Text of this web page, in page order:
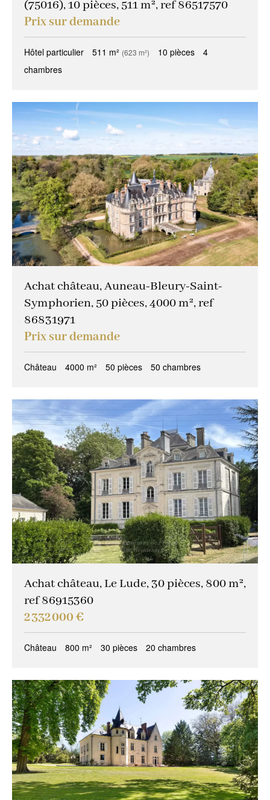
(75016), 10 pièces, 511 m², ref 86517570
Prix sur demande
Hôtel particulier 511 m² (623 m²) 10 pièces
4
chambres
Achat château, Auneau-Bleury-Saint-
Symphorien, 50 pièces, 4000 m², ref
86831971
Prix sur demande
Château 4000 m² 50 pièces 50 chambres
Achat château, Le Lude, 30 pièces, 800 m²,
ref 86915360
2 332 000 €
Château 800 m² 30 pièces 20 chambres